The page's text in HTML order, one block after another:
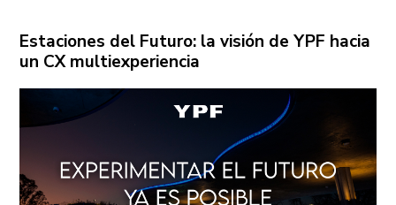
Estaciones del Futuro: la visión de YPF hacia
un CX multiexperiencia